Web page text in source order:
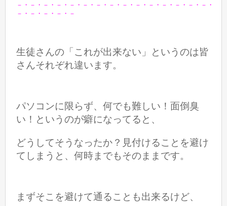
－・－・－・－・－・－・－・－・－・－・－・－・－・－・－・
－・－・－・－・－
生徒さんの「これが出来ない」というのは皆
さんそれぞれ違います。
パソコンに限らず、何でも難しい！面倒臭
い！というのが癖になってると、
どうしてそうなったか？見付けることを避け
てしまうと、何時までもそのままです。
まずそこを避けて通ることも出来るけど、